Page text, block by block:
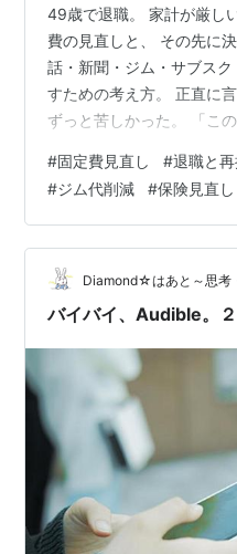
49歳で退職。 家計が厳し
費の見直しと、 その先に
話・新聞・ジム・サブス
すための考え方。 正直に
ずっと苦しかった。 「こ
辞め、あらためて挑戦に向
手をつけたのは、やっぱり
のは削る。 限界まで削っ
**今日は、私が実際にや
を残しておきます。 固定
かで必ず“下げ止まる…
#固定費見直し #退職と
#ジム代削減 #保険見直し
Diamond☆はあと～思考
バイバイ、Audible。２